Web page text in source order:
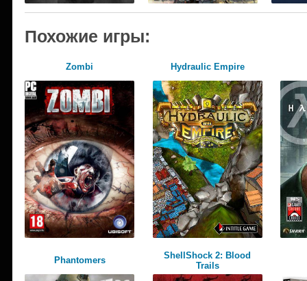
Похожие игры:
Zombi Hydraulic Empire
Phantomers
ShellShock 2: Blood
Trails